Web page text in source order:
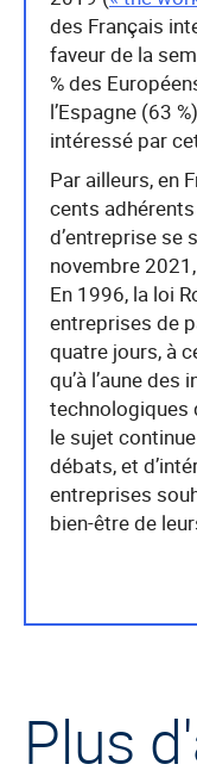
des Français
faveur de la
% des
l’Espagne (63
intéressé par
Par ailleurs, en
cents
d’entreprise se
novembre
En 1996, la loi
entreprises de
quatre jours, à
qu’à l’aune
technologiques
le sujet
débats, et
entreprises
bien-être de
Plus